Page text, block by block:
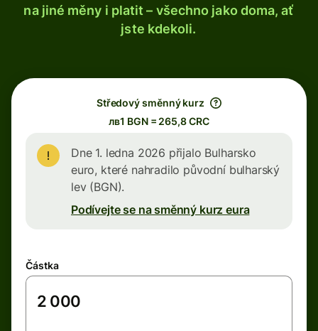
na jiné měny i platit – všechno jako doma, ať
jste kdekoli.
Středový směnný kurz
лв1 BGN = 265,8 CRC
Dne 1. ledna 2026 přijalo Bulharsko
euro, které nahradilo původní bulharský
lev (BGN).
Podívejte se na směnný kurz eura
Částka